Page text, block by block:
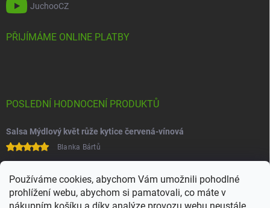
Používáme cookies, abychom Vám umožnili pohodlné
prohlížení webu, abychom si pamatovali, co máte v
JuchooCZ
PŘIJÍMÁME ONLINE PLATBY
POSLEDNÍ HODNOCENÍ PRODUKTŮ
Salsa Mýdlový květ růže kytice červená-vínová
Blanka Bártů